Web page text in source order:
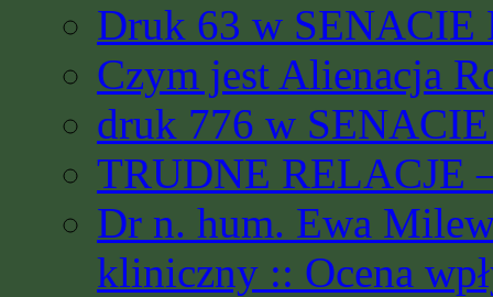
Druk 63 w SENACIE
Czym jest Alienacja
druk 776 w
TRUDNE RELACJE
Dr n. hum. Ewa
kliniczny :: Ocena